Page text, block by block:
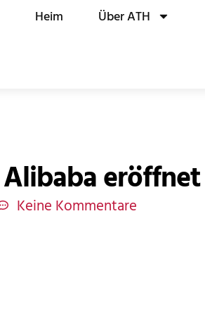
Heim Über ATH
eröffnet
Keine Kommentare